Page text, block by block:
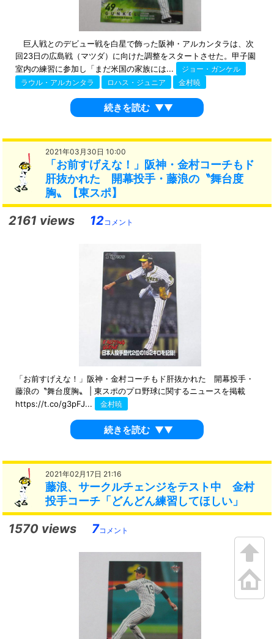
巨人戦とのデビュー戦を白星で飾った阪神・アルカンタラは、次
回23日の広島戦（マツダ）に向けた調整をスタートさせた。甲子園
室内の練習に参加し「まだ米国の家族には...
ジョー・ガンケル
ラウル・アルカンタラ
ロハス・ジュニア 金村暁
続きを読む ▼▼
2021年03月30日 10:00
「お前すげえな！」阪神・金村コーチもド
肝抜かれた 開幕投手・藤浪の〝舞台度
胸〟【東スポ】
2161 views 12コメント
「お前すげえな！」阪神・金村コーチもド肝抜かれた 開幕投手・
藤浪の〝舞台度胸〟 | 東スポのプロ野球に関するニュースを掲載
https://t.co/g3pFJ...
金村暁
続きを読む ▼▼
2021年02月17日 21:16
藤浪、サークルチェンジをテスト中 金村
投手コーチ「どんどん練習してほしい」
1570 views 7コメント